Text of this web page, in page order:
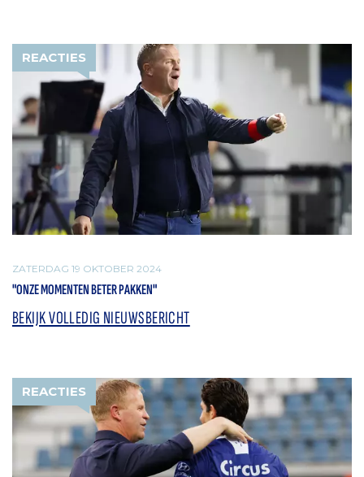
REACTIES
ZATERDAG 19 OKTOBER 2024
"ONZE MOMENTEN BETER PAKKEN"
BEKIJK VOLLEDIG NIEUWSBERICHT
REACTIES